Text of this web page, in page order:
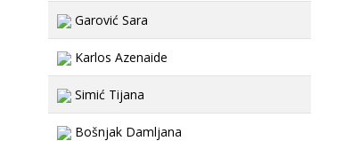
Garović Sara
Karlos Azenaide
Simić Tijana
Bošnjak Damljana